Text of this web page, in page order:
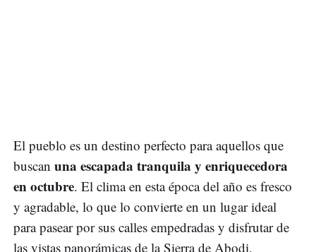
El pueblo es un destino perfecto para aquellos que
buscan una escapada tranquila y enriquecedora
en octubre. El clima en esta época del año es fresco
y agradable, lo que lo convierte en un lugar ideal
para pasear por sus calles empedradas y disfrutar de
las vistas panorámicas de la Sierra de Abodi.